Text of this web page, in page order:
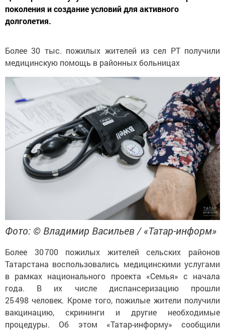
поколения и создание условий для активного
долголетия.
Более 30 тыс. пожилых жителей из сел РТ получили
медицинскую помощь в районных больницах
Фото: © Владимир Васильев / «Татар-информ»
Более 30 700 пожилых жителей сельских районов
Татарстана воспользовались медицинскими услугами
в рамках национального проекта «Семья» с начала
года. В их числе диспансеризацию прошли
25 498 человек. Кроме того, пожилые жители получили
вакцинацию, скрининги и другие необходимые
процедуры. Об этом «Татар-информу» сообщили